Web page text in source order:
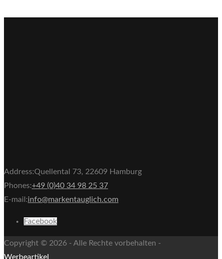
Address:Quellental 73, 22609 Hamburg
Phones:+49 (0)40 34 98 25 37
E-mail:info@markentauglich.com
Facebook
Copyright © 2026 - Alle Rechte vorbehalten -
Werbeartikel